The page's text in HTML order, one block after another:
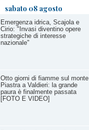
sabato 08 agosto
Emergenza idrica, Scajola e
Cirio: "Invasi diventino opere
strategiche di interesse
nazionale"
Otto giorni di fiamme sul monte
Piastra a Valdieri: la grande
paura è finalmente passata
[FOTO E VIDEO]